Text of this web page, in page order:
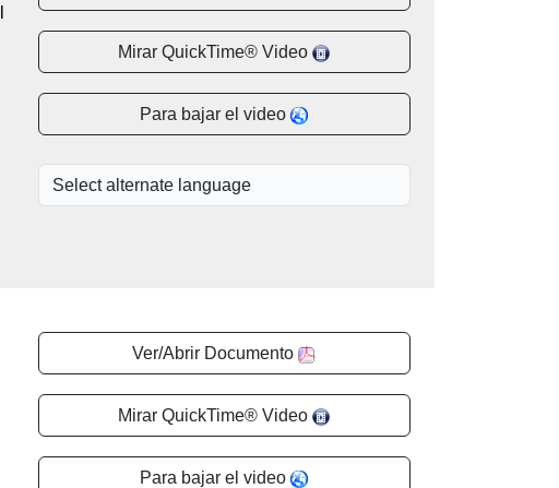
Mirar QuickTime® Video
Para bajar el video
Ver/Abrir Documento
Mirar QuickTime® Video
Para bajar el video